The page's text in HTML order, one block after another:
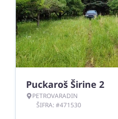
Puckaroš Širine 2
PETROVARADIN
ŠIFRA: #471530